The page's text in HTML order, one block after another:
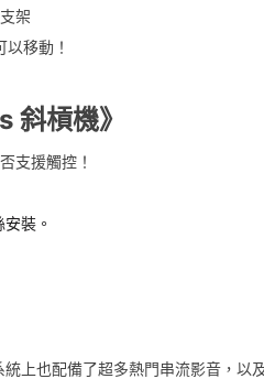
架
移動！
斜槓機》
支援觸控！
裝。
上也配備了超多熱門串流影音，以